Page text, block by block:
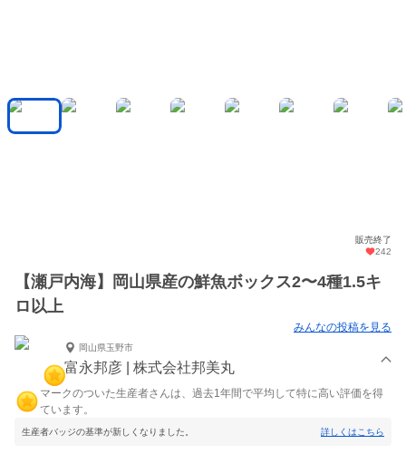
販売終了
242
【瀬戸内海】岡山県産の鮮魚ボックス2〜4種1.5キ
ロ以上
みんなの投稿を見る
岡山県玉野市
富永邦彦 | 株式会社邦美丸
マークのついた生産者さんは、過去1年間で平均して特に高い評価を得
ています。
生産者バッジの基準が新しくなりました。 詳しくはこちら